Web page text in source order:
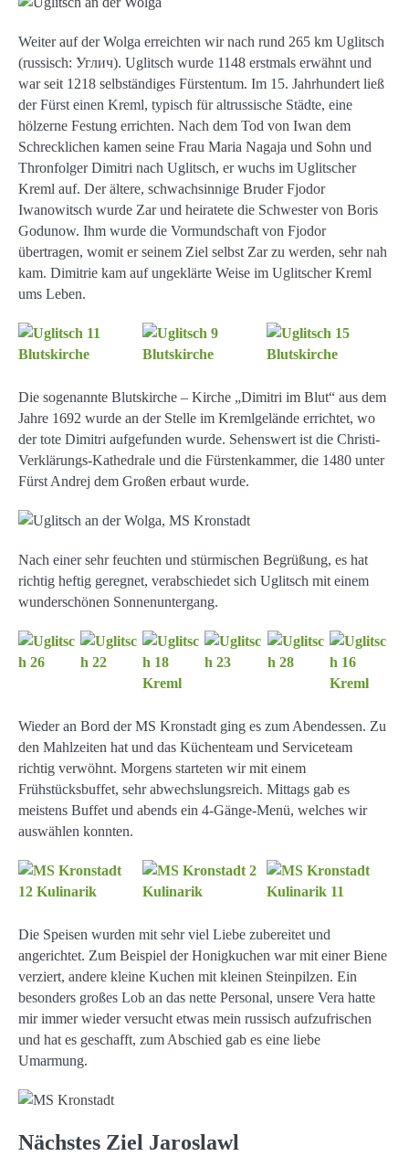
Weiter auf der Wolga erreichten wir nach rund 265 km Uglitsch
(russisch: Углич). Uglitsch wurde 1148 erstmals erwähnt und
war seit 1218 selbständiges Fürstentum. Im 15. Jahrhundert ließ
der Fürst einen Kreml, typisch für altrussische Städte, eine
hölzerne Festung errichten. Nach dem Tod von Iwan dem
Schrecklichen kamen seine Frau Maria Nagaja und Sohn und
Thronfolger Dimitri nach Uglitsch, er wuchs im Uglitscher
Kreml auf. Der ältere, schwachsinnige Bruder Fjodor
Iwanowitsch wurde Zar und heiratete die Schwester von Boris
Godunow. Ihm wurde die Vormundschaft von Fjodor
übertragen, womit er seinem Ziel selbst Zar zu werden, sehr nah
kam. Dimitrie kam auf ungeklärte Weise im Uglitscher Kreml
ums Leben.
Die sogenannte Blutskirche – Kirche „Dimitri im Blut“ aus dem
Jahre 1692 wurde an der Stelle im Kremlgelände errichtet, wo
der tote Dimitri aufgefunden wurde. Sehenswert ist die Christi-
Verklärungs-Kathedrale und die Fürstenkammer, die 1480 unter
Fürst Andrej dem Großen erbaut wurde.
Nach einer sehr feuchten und stürmischen Begrüßung, es hat
richtig heftig geregnet, verabschiedet sich Uglitsch mit einem
wunderschönen Sonnenuntergang.
Wieder an Bord der MS Kronstadt ging es zum Abendessen. Zu
den Mahlzeiten hat und das Küchenteam und Serviceteam
richtig verwöhnt. Morgens starteten wir mit einem
Frühstücksbuffet, sehr abwechslungsreich. Mittags gab es
meistens Buffet und abends ein 4-Gänge-Menü, welches wir
auswählen konnten.
Die Speisen wurden mit sehr viel Liebe zubereitet und
angerichtet. Zum Beispiel der Honigkuchen war mit einer Biene
verziert, andere kleine Kuchen mit kleinen Steinpilzen. Ein
besonders großes Lob an das nette Personal, unsere Vera hatte
mir immer wieder versucht etwas mein russisch aufzufrischen
und hat es geschafft, zum Abschied gab es eine liebe
Umarmung.
Nächstes Ziel Jaroslawl